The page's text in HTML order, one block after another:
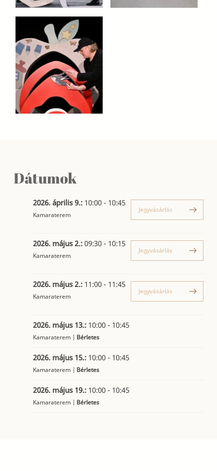
Dátumok
2026. április 9.: 10:00 - 10:45
Kamaraterem
Jegyvásárlás
2026. május 2.:09:30 - 10:15
Kamaraterem
Jegyvásárlás
2026. május 2.: 11:00 - 11:45
Kamaraterem
Jegyvásárlás
2026. május 13.: 10:00 - 10:45
Kamaraterem | Bérletes
2026. május 15.: 10:00 - 10:45
Kamaraterem | Bérletes
2026. május 19.: 10:00 - 10:45
Kamaraterem | Bérletes